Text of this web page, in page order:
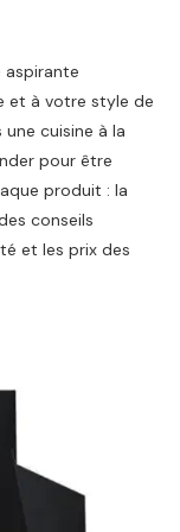
aspirante
et à votre style de
cuisine à la
pour être
produit : la
conseils
et les prix des